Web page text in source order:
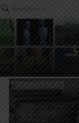
Recherche
ALIMENTATION